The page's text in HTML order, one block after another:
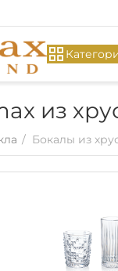
из
/ Бокалы из